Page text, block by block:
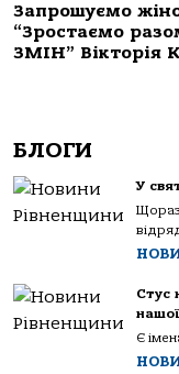
Запрошуємо
“Зростаємо
ЗМІН” Вікторія
БЛОГИ
У
Стус
Є